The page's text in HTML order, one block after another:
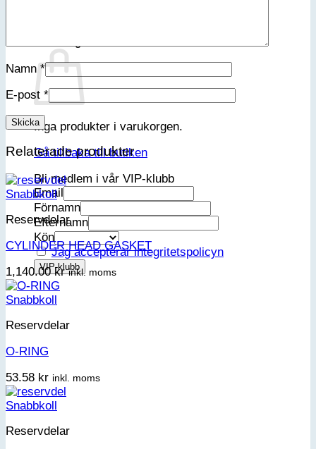
Inga produkter i varukorgen.
Gå tillbaka till butiken
Bli medlem i vår VIP-klubb
Email
Förnamn
Efternamn
Kön
Jag accepterar integritetspolicyn
Namn*
E-post *
Relaterade produkter
Snabbkoll
Reservdelar
CYLINDER HEAD GASKET
1,140.00kr inkl. moms
Snabbkoll
Reservdelar
O-RING
53.58 kr inkl. moms
Snabbkoll
Reservdelar